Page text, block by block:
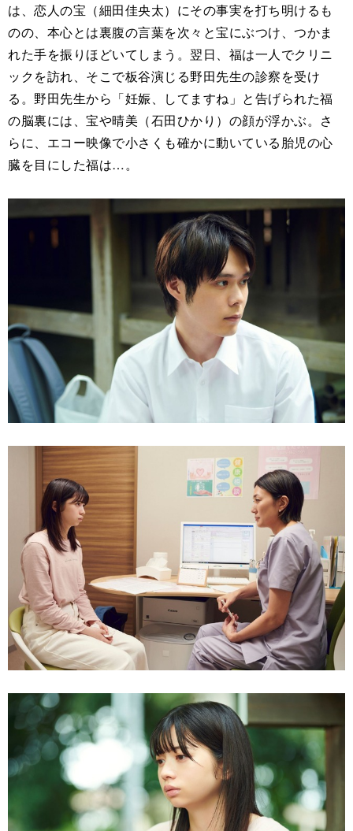
は、恋人の宝（細田佳央太）にその事実を打ち明けるも
のの、本心とは裏腹の言葉を次々と宝にぶつけ、つかま
れた手を振りほどいてしまう。翌日、福は一人でクリニ
ックを訪れ、そこで板谷演じる野田先生の診察を受け
る。野田先生から「妊娠、してますね」と告げられた福
の脳裏には、宝や晴美（石田ひかり）の顔が浮かぶ。さ
らに、エコー映像で小さくも確かに動いている胎児の心
臓を目にした福は…。